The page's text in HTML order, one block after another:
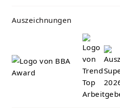
Auszeichnungen